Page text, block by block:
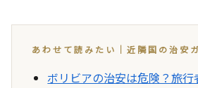
あわせて読みたい｜近隣国の治安
ボリビアの治安は危険？旅行